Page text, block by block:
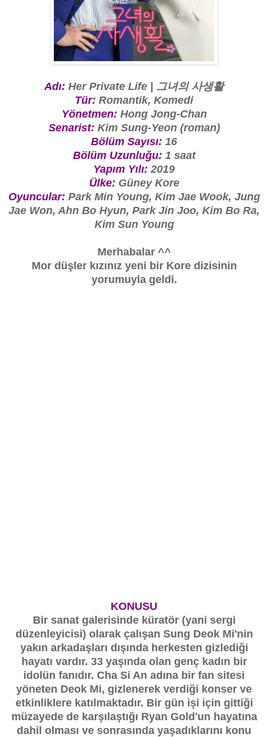
Adı: Her Private Life | 그녀의 사생활
Tür: Romantik, Komedi
Yönetmen: Hong Jong-Chan
Senarist: Kim Sung-Yeon (roman)
Bölüm Sayısı: 16
Bölüm Uzunluğu: 1 saat
Yapım Yılı: 2019
Ülke: Güney Kore
Oyuncular: Park Min Young, Kim Jae Wook, Jung
Jae Won, Ahn Bo Hyun, Park Jin Joo, Kim Bo Ra,
Kim Sun Young
Merhabalar ^^
Mor düşler kızınız yeni bir Kore dizisinin
yorumuyla geldi.
KONUSU
Bir sanat galerisinde küratör (yani sergi
düzenleyicisi) olarak çalışan Sung Deok Mi'nin
yakın arkadaşları dışında herkesten gizlediği
hayatı vardır. 33 yaşında olan genç kadın bir
idolün fanıdır. Cha Si An adına bir fan sitesi
yöneten Deok Mi, gizlenerek verdiği konser ve
etkinliklere katılmaktadır. Bir gün işi için gittiği
müzayede de karşılaştığı Ryan Gold'un hayatına
dahil olması ve sonrasında yaşadıklarını konu